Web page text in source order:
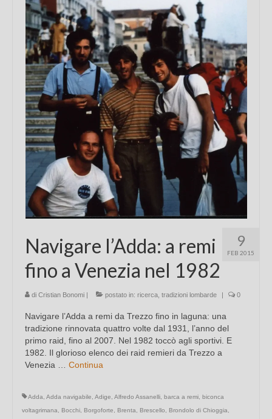
Chi sono
FAQ
Contatti
9
FEB 2015
Navigare l’Adda: a remi
fino a Venezia nel 1982
di Cristian Bonomi | postato in: ricerca tradizioni lombarde | 0
Navigare l’Adda a remi da Trezzo fino in laguna: una
tradizione rinnovata quattro volte dal 1931, l’anno del
primo raid, fino al 2007. Nel 1982 toccò agli sportivi. E
1982. Il glorioso elenco dei raid remieri da Trezzo a
Venezia … Continua
Adda Adda navigabile Adige Alfredo Assanelli barca a remi biconca
voltagrimana
Bocchi Borgoforte Brenta Brescello Brondolo di Chioggia